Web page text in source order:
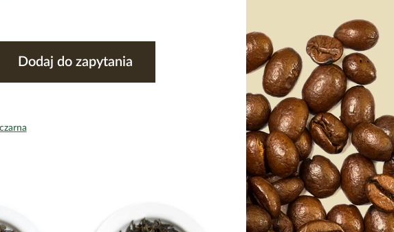
Dodaj do zapytania